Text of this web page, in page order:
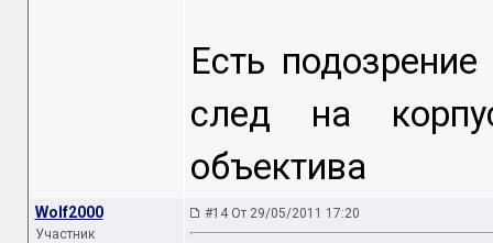
Есть
след на
объектива
Wolf2000
Участник
#14 От 29/05/2011 17:20